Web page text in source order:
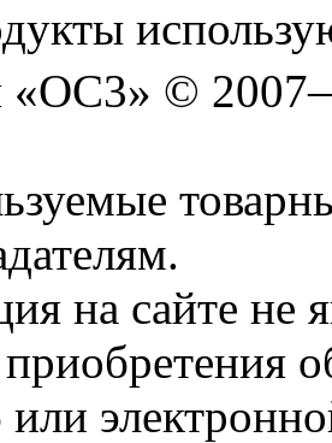
«ОС3» ©
на сайте не